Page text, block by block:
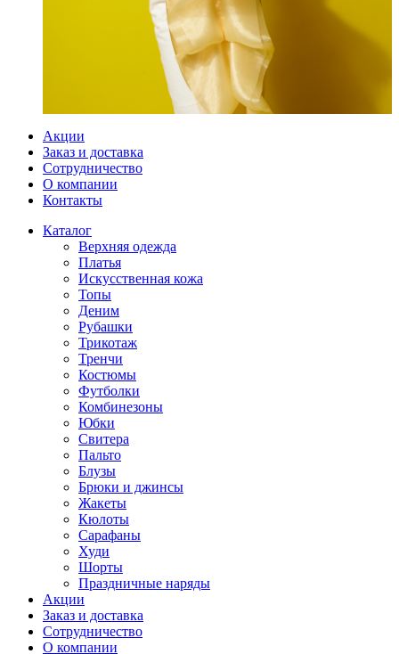
Акции
Заказ и доставка
Сотрудничество
О компании
Контакты
Каталог
Верхняя одежда
Платья
Искусственная кожа
Топы
Деним
Рубашки
Трикотаж
Тренчи
Костюмы
Футболки
Комбинезоны
Юбки
Свитера
Пальто
Блузы
Брюки и джинсы
Жакеты
Кюлоты
Сарафаны
Худи
Шорты
Праздничные наряды
Акции
Заказ и доставка
Сотрудничество
О компании